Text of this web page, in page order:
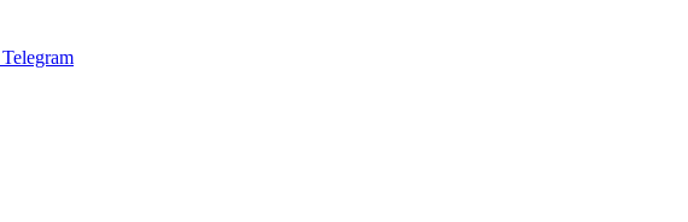
Telegram